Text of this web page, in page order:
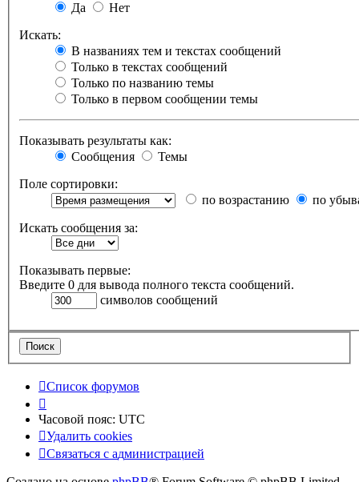
Да
Нет
Искать:
В названиях тем и текстах сообщений
Только в текстах сообщений
Только по названию темы
Только в первом сообщении темы
Показывать результаты как:
Сообщения
Темы
Поле сортировки:
по возрастанию
по
Искать сообщения за:
Показывать первые:
Введите 0 для вывода полного текста сообщений.
символов сообщений
Список форумов
Часовой пояс: UTC
Удалить cookies
Связаться
Связаться с администрацией